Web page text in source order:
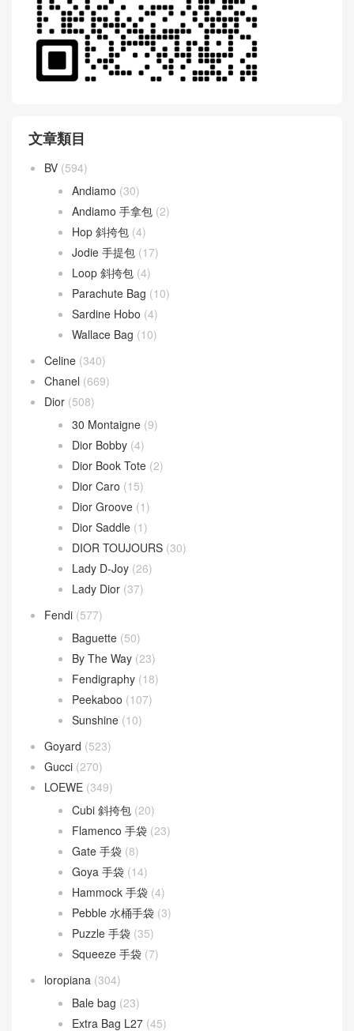
文章類目
BV (594)
Andiamo (30)
Andiamo 手拿包 (2)
Hop 斜挎包 (4)
Jodie 手提包 (17)
Loop 斜挎包 (4)
Parachute Bag (10)
Sardine Hobo (4)
Wallace Bag (10)
Celine (340)
Chanel (669)
Dior (508)
30 Montaigne (9)
Dior Bobby (4)
Dior Book Tote (2)
Dior Caro (15)
Dior Groove (1)
Dior Saddle (1)
DIOR TOUJOURS (30)
Lady D-Joy (26)
Lady Dior (37)
Fendi (577)
Baguette (50)
By The Way (23)
Fendigraphy (18)
Peekaboo (107)
Sunshine (10)
Goyard (523)
Gucci (270)
LOEWE (349)
Cubi 斜挎包 (20)
Flamenco 手袋 (23)
Gate 手袋 (8)
Goya 手袋 (14)
Hammock 手袋 (4)
Pebble 水桶手袋 (3)
Puzzle 手袋 (35)
Squeeze 手袋 (7)
loropiana (304)
Bale bag (23)
Extra Bag L27 (45)